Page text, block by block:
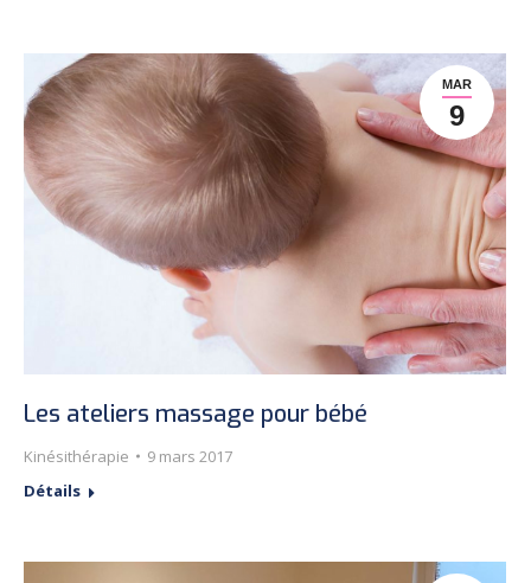
MAR
9
Les ateliers massage pour bébé
Kinésithérapie
9 mars 2017
Détails